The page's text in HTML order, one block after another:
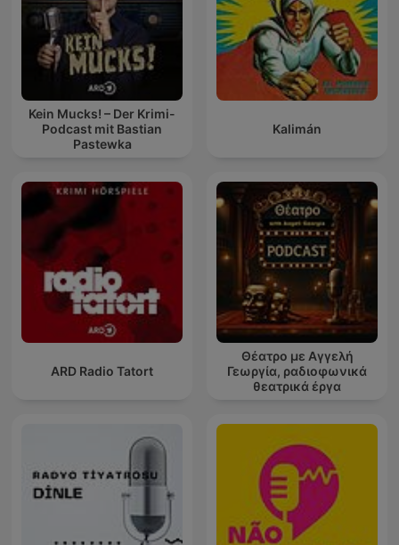
Kein Mucks! – Der Krimi-
Podcast mit Bastian
Pastewka
Kalimán
ARD Radio Tatort
Θέατρο με Αγγελή
Γεωργία, ραδιοφωνικά
θεατρικά έργα